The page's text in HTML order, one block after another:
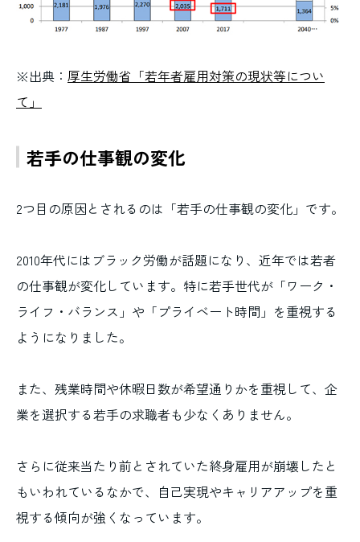
※出典： 厚生労働省「若年者雇用対策の現状等につい
て」
若手の仕事観の変化
2つ目の原因とされるのは「若手の仕事観の変化」です。
2010年代にはブラック労働が話題になり、近年では若者
の仕事観が変化しています。特に若手世代が「ワーク・
ライフ・バランス」や「プライベート時間」を重視する
ようになりました。
また、残業時間や休暇日数が希望通りかを重視して、企
業を選択する若手の求職者も少なくありません。
さらに従来当たり前とされていた終身雇用が崩壊したと
もいわれているなかで、自己実現やキャリアアップを重
視する傾向が強くなっています。